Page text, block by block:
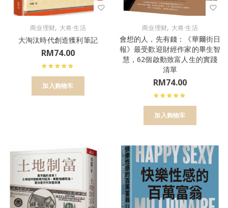
商业理财, 大将·生活
大淘汰時代創造獲利筆記
RM74.00
加入购物车
商业理财, 大将·生活
會想的人，先有錢：《華爾街日
報》最受歡迎財經作家的畢生智
慧，62個啟動致富人生的實踐
清單
RM74.00
加入购物车